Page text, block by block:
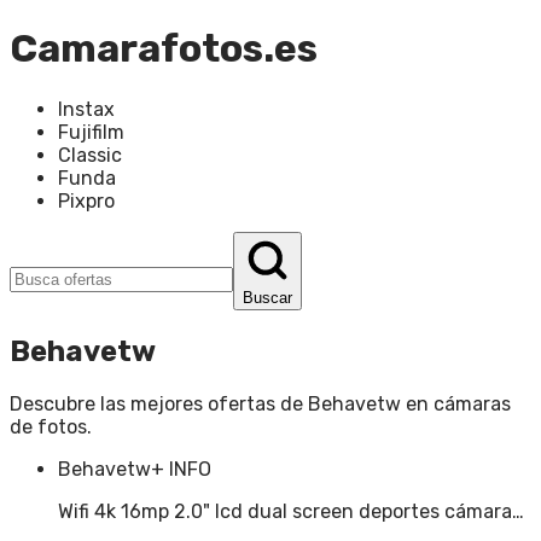
Camarafotos.es
Instax
Fujifilm
Classic
Funda
Pixpro
Buscar
Behavetw
Descubre las mejores ofertas de Behavetw en cámaras
de fotos.
Behavetw+ INFO
Wifi 4k 16mp 2.0" lcd dual screen deportes cámara…